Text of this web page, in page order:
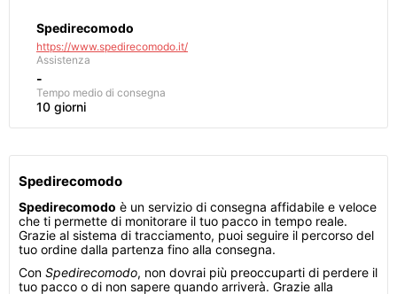
Spedirecomodo
https://www.spedirecomodo.it/
Assistenza
-
Tempo medio di consegna
10 giorni
Spedirecomodo
Spedirecomodo è un servizio di consegna affidabile e veloce
che ti permette di monitorare il tuo pacco in tempo reale.
Grazie al sistema di tracciamento, puoi seguire il percorso del
tuo ordine dalla partenza fino alla consegna.
Con Spedirecomodo, non dovrai più preoccuparti di perdere il
tuo pacco o di non sapere quando arriverà. Grazie alla